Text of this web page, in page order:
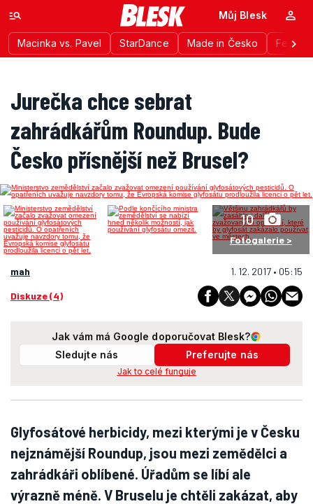
Macinka vs. Pavel StarDance Made in Česko
Můj Blesk
Jurečka chce sebrat
zahrádkářům Roundup. Bude
Česko přísnější než Brusel?
10
Fotogalerie >
mah 1. 12. 2017 • 05:15
Diskuze (4)
Jak vám má Google doporučovat Blesk?
Sledujte nás
Preferujte nás
Jak to celé funguje
Glyfosátové herbicidy, mezi kterými je v Česku
nejznámější Roundup, jsou mezi zemědělci a
zahrádkáři oblíbené. Úřadům se líbí ale
výrazně méně. V Bruselu je chtěli zakázat, aby